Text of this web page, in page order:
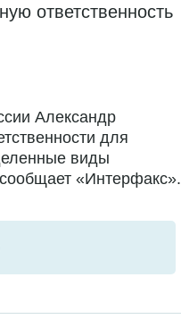
ответственность
Александр
для
виды
«Интерфакс».